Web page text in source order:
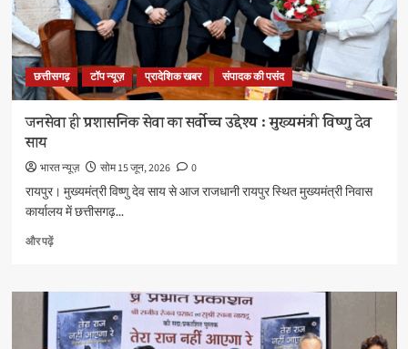
बारे
में
और
पढ़ें
छत्तीसगढ़ टॉप न्यूज़ प्रादेशिक खबर संपादक की पसंद
जनसेवा ही प्रशासनिक सेवा का सर्वोच्च उद्देश्य : मुख्यमंत्री विष्णु देव
साय
भारत न्यूज़ सोम 15 जून, 2026
0
रायपुर। मुख्यमंत्री विष्णु देव साय से आज राजधानी रायपुर स्थित मुख्यमंत्री निवास
कार्यालय में छत्तीसगढ़...
और पढ़ेंजनसेवा
सेवा
सर्वोच्च
उद्देश्य